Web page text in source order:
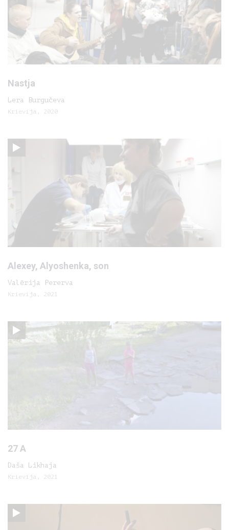
Nastja
Lera Burgučeva
Krievija, 2020
Alexey, Alyoshenka, son
Valērija Pererva
Krievija, 2021
27 A
Daša Likhaja
Krievija, 2021